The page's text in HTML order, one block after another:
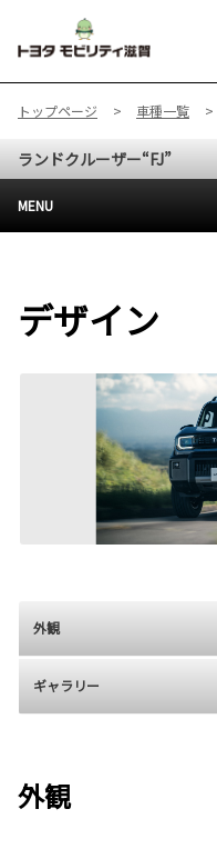
トップページ 車種一覧
ランドクルーザー“FJ”
MENU
デザイン
外観
ギャラリー
外観